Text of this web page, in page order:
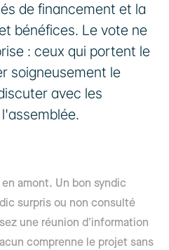
de financement et la
bénéfices. Le vote ne
: ceux qui portent le
soigneusement le
avec les
amont. Un bon syndic
surpris ou non consulté
une réunion d'information
comprenne le projet sans